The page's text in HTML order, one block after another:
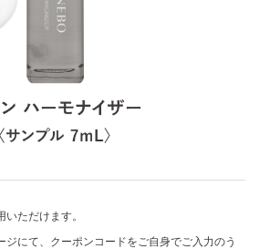
ただけます。
ジにて、クーポンコードをご自身でご入力のう